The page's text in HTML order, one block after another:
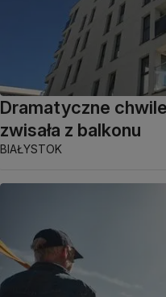
Dramatyczne
zwisała z balkonu
BIAŁYSTOK